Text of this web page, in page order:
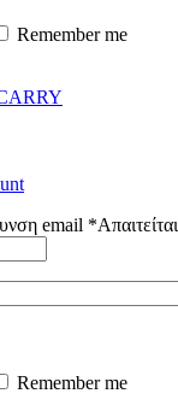
Remember me
email *Απαιτείται
Remember me